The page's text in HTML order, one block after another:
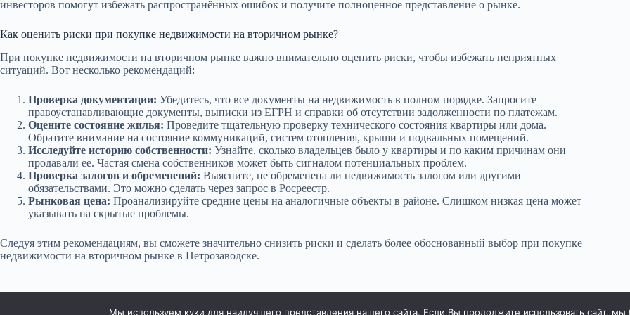
инвесторов помогут избежать распространённых ошибок и получите полноценное представление о рынке.
Как оценить риски при покупке недвижимости на вторичном рынке?
При покупке недвижимости на вторичном рынке важно внимательно оценить риски, чтобы избежать неприятных
ситуаций. Вот несколько рекомендаций:
Проверка документации: Убедитесь, что все документы на недвижимость в полном порядке. Запросите
правоустанавливающие документы, выписки из ЕГРН и справки об отсутствии задолженности по платежам.
Оцените состояние жилья: Проведите тщательную проверку технического состояния квартиры или дома.
Обратите внимание на состояние коммуникаций, систем отопления, крыши и подвальных помещений.
Исследуйте историю собственности: Узнайте, сколько владельцев было у квартиры и по каким причинам они
продавали ее. Частая смена собственников может быть сигналом потенциальных проблем.
Проверка залогов и обременений: Выясните, не обременена ли недвижимость залогом или другими
обязательствами. Это можно сделать через запрос в Росреестр.
Рынковая цена: Проанализируйте средние цены на аналогичные объекты в районе. Слишком низкая цена может
указывать на скрытые проблемы.
Следуя этим рекомендациям, вы сможете значительно снизить риски и сделать более обоснованный выбор при покупке
недвижимости на вторичном рынке в Петрозаводске.
Мы используем куки для наилучшего представления нашего сайта. Если Вы продолжите использовать сайт, мы